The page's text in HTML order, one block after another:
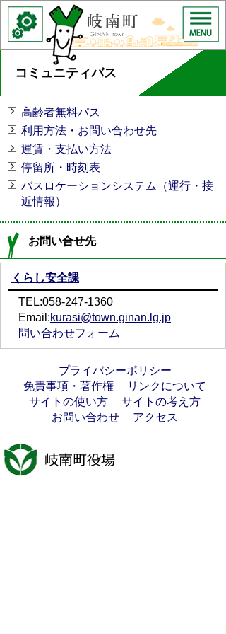
コミュニティバス
高齢者無料パス
利用方法・お問い合わせ先
運賃・支払い方法
停留所・時刻表
バスロケーションシステム（運行・接
近情報）
お問い合せ先
くらし安全課
TEL:058-247-1360
Email:kurasi@town.ginan.lg.jp
問い合わせフォーム
プライバシーポリシー
免責事項・著作権
リンクについて
サイトの使い方
サイトの考え方
お問い合わせ
アクセス